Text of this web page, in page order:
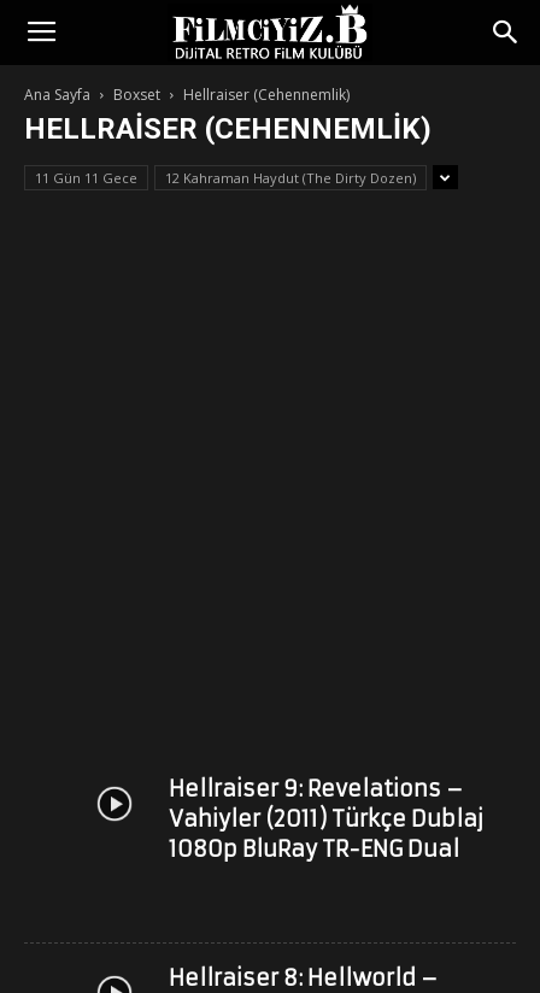
Ana Sayfa Boxset Hellraiser (Cehennemlik)
HELLRAISER (CEHENNEMLIK)
11 Gün 11 Gece 12 Kahraman Haydut (The Dirty Dozen)
Hellraiser 9: Revelations –
Vahiyler (2011) Türkçe Dublaj
1080p BluRay TR-ENG Dual
Hellraiser 8: Hellworld –